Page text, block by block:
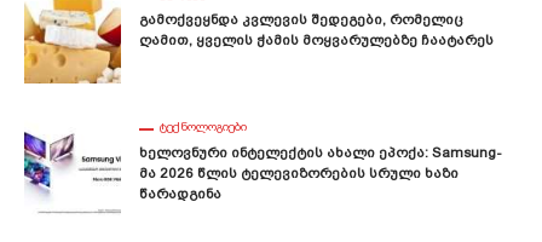
Გამოქვეყნდა Კვლევის Შედეგები, Რომელიც
Ღამით, Ყველის Ჭამის Მოყვარულებზე Ჩაატარეს
ᲢᲔᲥᲜᲝᲚᲝᲒᲘᲔᲑᲘ
Ხელოვნური Ინტელექტის Ახალი Ეპოქა: Samsung-
Მა 2026 Წლის Ტელევიზორების Სრული Ხაზი
Წარადგინა